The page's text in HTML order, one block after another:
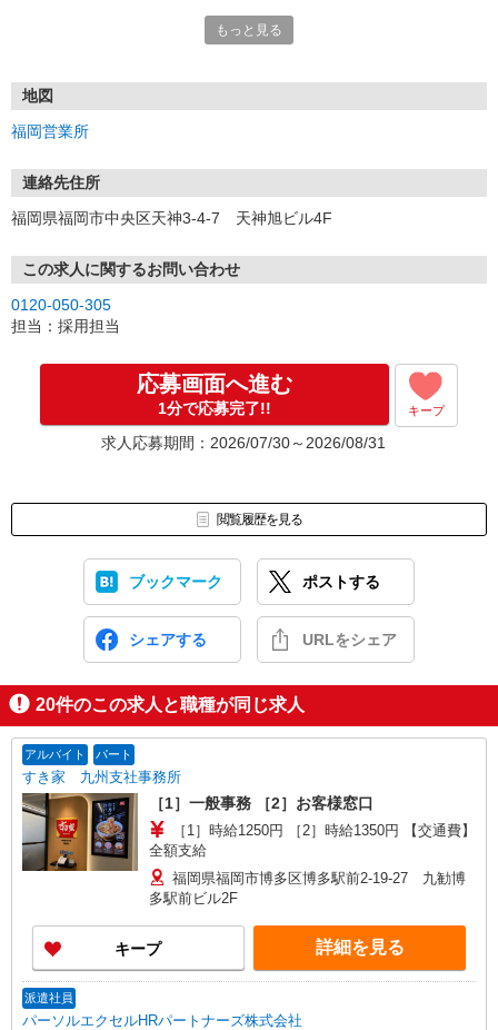
①応募から3営業日を目安に、メールorお電話でご連絡します。
★スマホでWEB面接（LINEなど）・出張面接・事務所面接と選べま
す
③面接実施（履歴書不要）
※ご希望があれば、職場見学の調整もOKです！
お気軽にご応募ください♪
もっと見る
地図
福岡営業所
連絡先住所
福岡県福岡市中央区天神3-4-7 天神旭ビル4F
この求人に関するお問い合わせ
0120-050-305
担当：採用担当
応募画面へ進む
1分で応募完了!! キープ
求人応募期間：2026/07/30～2026/08/31
閲覧履歴を見る
ブックマーク ポストする
シェアする URLをシェア
20件のこの求人と職種が同じ求人
アルバイト パート
すき家 九州支社事務所
［1］一般事務 ［2］お客様窓口
［1］時給1250円 ［2］時給1350円 【交通費】
全額支給
福岡県福岡市博多区博多駅前2-19-27 九勧博
多駅前ビル2F
キープ 詳細を見る
派遣社員
パーソルエクセルHRパートナーズ株式会社